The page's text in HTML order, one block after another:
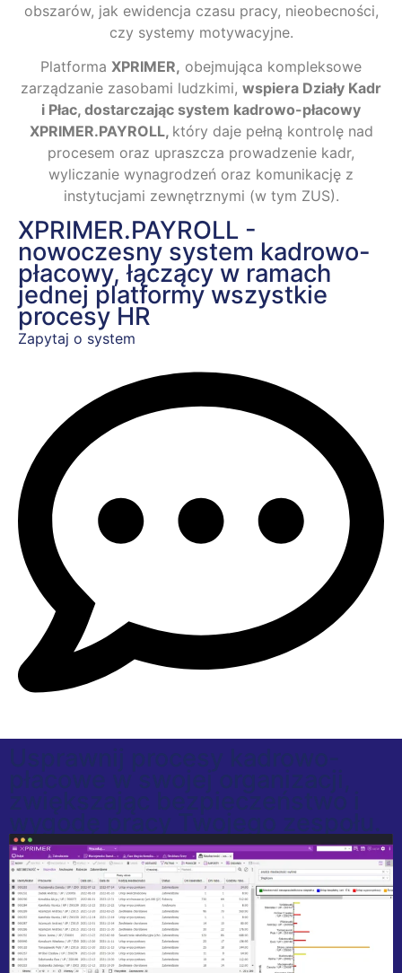
obszarów, jak ewidencja czasu pracy, nieobecności,
czy systemy motywacyjne.
Platforma XPRIMER, obejmująca kompleksowe
zarządzanie zasobami ludzkimi, wspiera Działy Kadr
i Płac, dostarczając system kadrowo-płacowy
XPRIMER.PAYROLL, który daje pełną kontrolę nad
procesem oraz upraszcza prowadzenie kadr,
wyliczanie wynagrodzeń oraz komunikację z
instytucjami zewnętrznymi (w tym ZUS).
XPRIMER.PAYROLL -
nowoczesny system kadrowo-
płacowy, łączący w ramach
jednej platformy wszystkie
procesy HR
Zapytaj o system